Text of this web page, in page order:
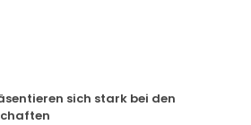
sich stark bei den